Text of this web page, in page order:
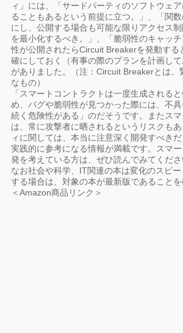
ィ」には、「サードパーティのソフトウェ
ることもあるという前提に立つ。」、「関
にし、公開する場合も可能な限りアクセス
を最小化するべき。」、「脆弱性のキャッ
性が公開されたらCircuit Breakerを発動する
確にしておく（有事の際のプランを計画し
がありました。（注：Circuit Breakerとは、
なもの）
「スマートコントラクトは一度生成される
め、バグや脆弱性が見つかった際には、不
続く危険性がある」のだそうです。またス
は、常に攻撃者に晒されるというリスクも
ィに関しては、本当に注意深く開発すべきだ
実践的に参考になる情報が満載です。スマ
発を考えている方は、ぜひ読んでみてくださ
なお社会や科学、IT関連の本は変化のスピ
する場合は、対象の本が最新版であることを
＜Amazon商品リンク＞